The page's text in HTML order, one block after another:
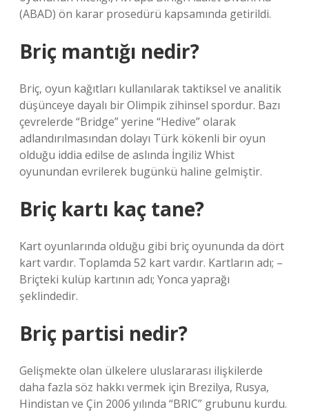
(ABAD) ön karar prosedürü kapsamında getirildi.
Briç mantığı nedir?
Briç, oyun kağıtları kullanılarak taktiksel ve analitik
düşünceye dayalı bir Olimpik zihinsel spordur. Bazı
çevrelerde “Bridge” yerine “Hedive” olarak
adlandırılmasından dolayı Türk kökenli bir oyun
olduğu iddia edilse de aslında İngiliz Whist
oyunundan evrilerek bugünkü haline gelmiştir.
Briç kartı kaç tane?
Kart oyunlarında olduğu gibi briç oyununda da dört
kart vardır. Toplamda 52 kart vardır. Kartların adı; –
Briçteki kulüp kartının adı; Yonca yaprağı
şeklindedir.
Briç partisi nedir?
Gelişmekte olan ülkelere uluslararası ilişkilerde
daha fazla söz hakkı vermek için Brezilya, Rusya,
Hindistan ve Çin 2006 yılında “BRIC” grubunu kurdu.